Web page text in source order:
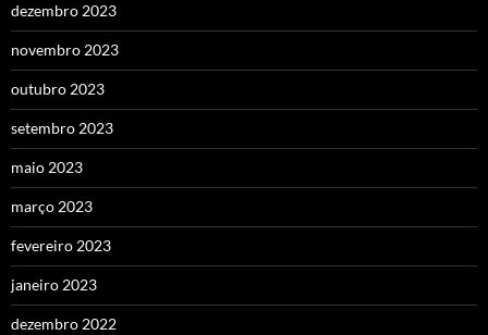
dezembro 2023
novembro 2023
outubro 2023
setembro 2023
maio 2023
março 2023
fevereiro 2023
janeiro 2023
dezembro 2022